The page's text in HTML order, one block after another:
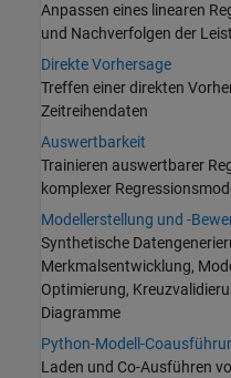
Anpassen eines linearen
und Nachverfolgen der
Direkte Vorhersage
Treffen einer direkten
Zeitreihendaten
Auswertbarkeit
Trainieren auswertbarer
komplexer
Modellerstellung und -
Synthetische
Merkmalsentwicklung,
Optimierung,
Diagramme
Python-Modell-
Laden und Co-Ausführen